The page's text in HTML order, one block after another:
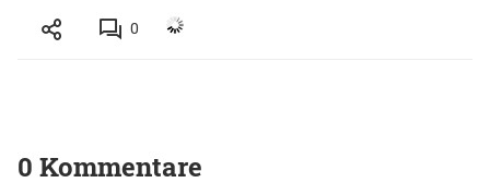
0
0 Kommentare